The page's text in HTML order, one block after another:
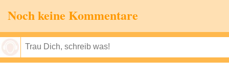
Noch keine Kommentare